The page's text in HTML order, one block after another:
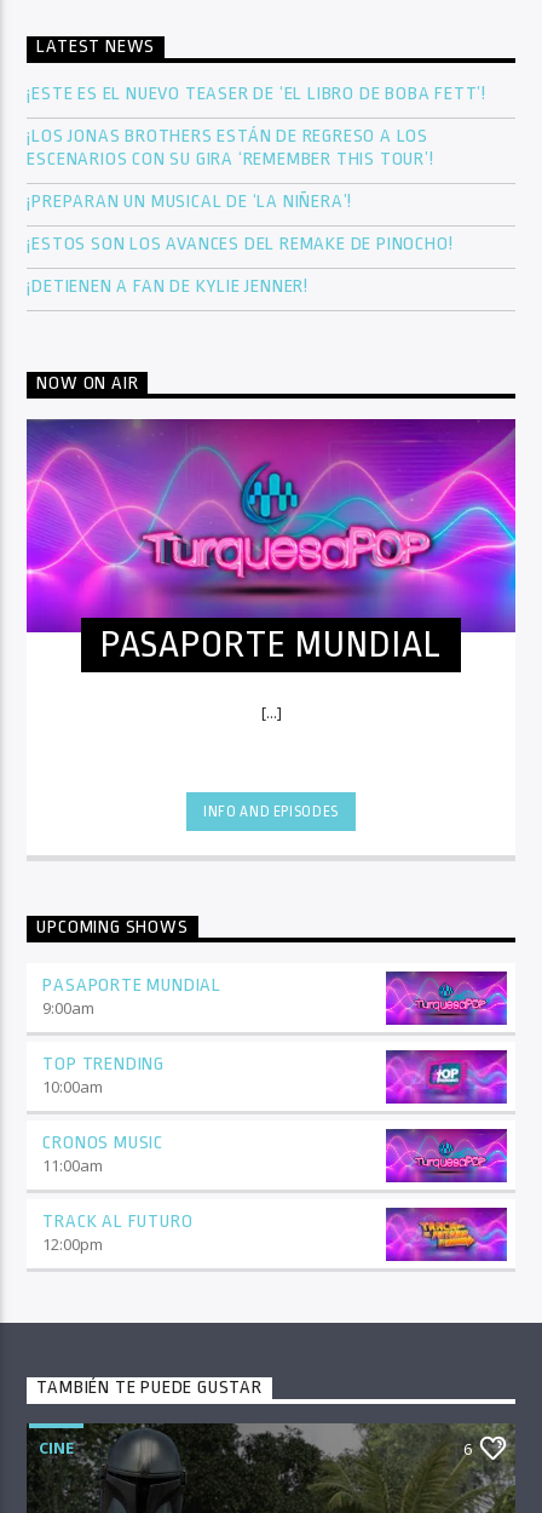
LATEST NEWS
¡ESTE ES EL NUEVO TEASER DE ‘EL LIBRO DE BOBA FETT’!
¡LOS JONAS BROTHERS ESTÁN DE REGRESO A LOS
ESCENARIOS CON SU GIRA ‘REMEMBER THIS TOUR’!
¡PREPARAN UN MUSICAL DE ‘LA NIÑERA’!
¡ESTOS SON LOS AVANCES DEL REMAKE DE PINOCHO!
¡DETIENEN A FAN DE KYLIE JENNER!
NOW ON AIR
PASAPORTE MUNDIAL
[...]
INFO AND EPISODES
UPCOMING SHOWS
PASAPORTE MUNDIAL
9:00am
TOP TRENDING
10:00am
CRONOS MUSIC
11:00am
TRACK AL FUTURO
12:00pm
TAMBIÉN TE PUEDE GUSTAR
CINE 6